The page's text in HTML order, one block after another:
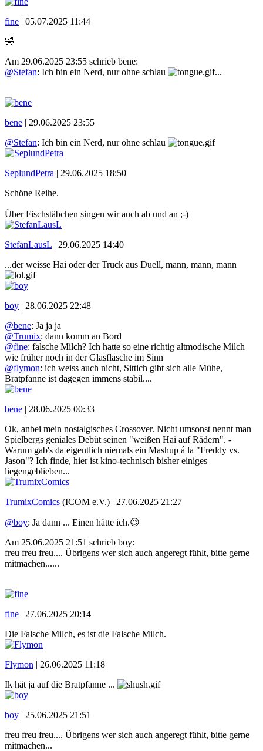
fine | 05.07.2025 11:44
🤣
Am 29.06.2025 23:55 schrieb bene:
@Stefan: Ich bin ein Nerd, nur ohne schlau ...
bene | 29.06.2025 23:55
@Stefan: Ich bin ein Nerd, nur ohne schlau
SeplundPetra | 29.06.2025 18:50
Schöne Reihe.
Über Fischstäbchen singen wir auch ab und an ;-)
StefanLausL | 29.06.2025 14:40
...der weisse Hai oder der Truck aus Duell, mann, mann, mann
boy | 28.06.2025 22:48
@bene: Ja ja ja
@Trumix: dann komm an Bord
@fine: falsche Milch? Ich hatte so eine richtig altmodische Milch
wie früher noch in der Glasflasche im Sinn
@flymon: ich weiss auch nicht, Sittich gibt sich alle Mühe,
Bratpfanne ist dagegen immens stabil....
bene | 28.06.2025 00:33
Ok, anbei mein nostalgisches Crossover. Nicht umsonst nennt man
Spielbergs geniales Debüt seinen "weißen Hai auf Rädern". -
Warum gab's da eigentlich niemals ein Mashup á la "Freddy vs.
Jason"? Ich finde, hier ist kino-technisch bisher einiges
liegengeblieben...
TrumixComics (ICOM e.V.) | 27.06.2025 21:27
@boy: Ja dann ... Einen hätte ich.😉
Am 25.06.2025 21:51 schrieb boy:
freu freu freu.... Übrigens wer sich auch angeregt fühlt, bitte gerne
mitmachen......
fine | 27.06.2025 20:14
Die Falsche Milch, es ist die Falsche Milch.
Flymon | 26.06.2025 11:18
Ik hät ja auf die Bratpfanne ...
boy | 25.06.2025 21:51
freu freu freu.... Übrigens wer sich auch angeregt fühlt, bitte gerne
mitmachen...